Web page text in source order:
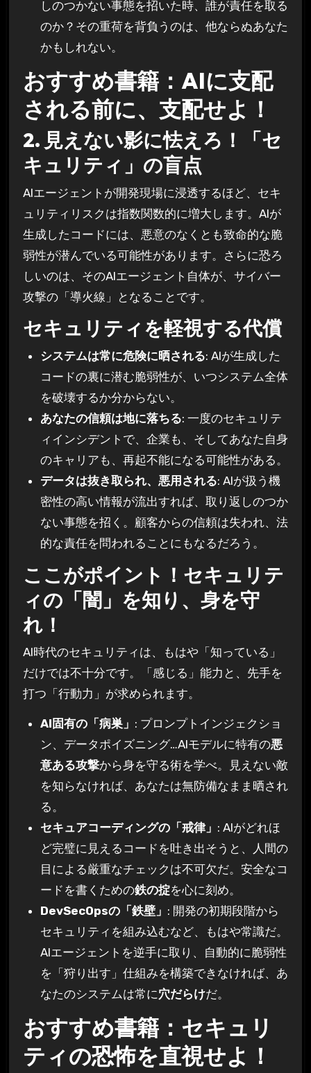
しのつかない事態を招いた時、誰が責任を取る
のか？その重荷を背負うのは、他ならぬあなた
かもしれない。
おすすめ書籍：AIに支配
される前に、支配せよ！
2. 見えない影に怯えろ！「セ
キュリティ」の盲点
AIエージェントが開発現場に浸透するほど、セキ
ュリティリスクは指数関数的に増大します。AIが
生成したコードには、悪意のなくとも致命的な脆
弱性が潜んでいる可能性があります。さらに恐ろ
しいのは、そのAIエージェント自体が、サイバー
攻撃の「導火線」となることです。
セキュリティを軽視する代償
システムは常に危険に晒される: AIが生成した
コードの裏に潜む脆弱性が、いつシステム全体
を破壊するか分からない。
あなたの信頼は地に落ちる: 一度のセキュリテ
ィインシデントで、企業も、そしてあなた自身
のキャリアも、再起不能になる可能性がある。
データは抜き取られ、悪用される: AIが扱う機
密性の高い情報が流出すれば、取り返しのつか
ない事態を招く。顧客からの信頼は失われ、法
的な責任を問われることにもなるだろう。
ここがポイント！セキュリテ
ィの「闇」を知り、身を守
れ！
AI時代のセキュリティは、もはや「知っている」
だけでは不十分です。「感じる」能力と、先手を
打つ「行動力」が求められます。
AI固有の「病巣」 : プロンプトインジェクショ
ン、データポイズニング…AIモデルに特有の悪
意ある攻撃から身を守る術を学べ。見えない敵
を知らなければ、あなたは無防備なまま晒され
る。
セキュアコーディングの「戒律」 : AIがどれほ
ど完璧に見えるコードを吐き出そうと、人間の
目による厳重なチェックは不可欠だ。安全なコ
ードを書くための鉄の掟を心に刻め。
DevSecOpsの「鉄壁」 : 開発の初期段階から
セキュリティを組み込むなど、もはや常識だ。
AIエージェントを逆手に取り、自動的に脆弱性
を「狩り出す」仕組みを構築できなければ、あ
なたのシステムは常に穴だらけだ。
おすすめ書籍：セキュリ
ティの恐怖を直視せよ！